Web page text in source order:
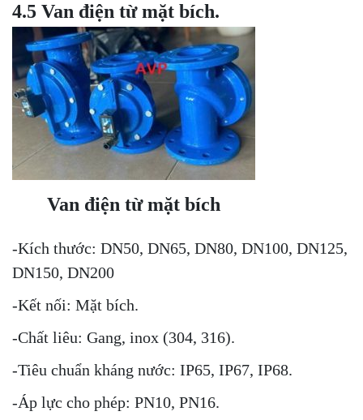
4.5 Van điện từ mặt bích.
Van điện từ mặt bích
-Kích thước: DN50, DN65, DN80, DN100, DN125,
DN150, DN200
-Kết nối: Mặt bích.
-Chất liêu: Gang, inox (304, 316).
-Tiêu chuẩn kháng nước: IP65, IP67, IP68.
-Áp lực cho phép: PN10, PN16.